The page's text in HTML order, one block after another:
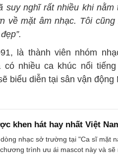
suy nghĩ rất nhiều khi nằm
về mặt âm nhạc. Tôi
là thành viên nhóm
nhiều ca khúc nổi
biểu diễn tại sân vận động
khen hát hay nhất Việt
nhạc sở trường tại "Ca sĩ mặt
trình ưu ái mascot này và sẽ